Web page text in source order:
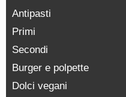
Antipasti
Primi
Secondi
Burger e polpette
Dolci vegani